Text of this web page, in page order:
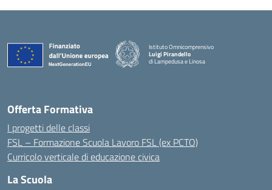
Istituto Omnicomprensivo
Luigi Pirandello
di Lampedusa e Linosa
Offerta Formativa
I progetti delle classi
FSL – Formazione Scuola Lavoro FSL (ex PCTO)
Curricolo verticale di educazione civica
La Scuola